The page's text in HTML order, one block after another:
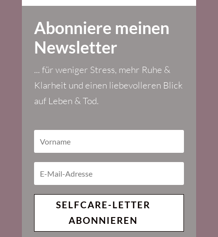
Abonniere meinen
Newsletter
... für weniger Stress, mehr Ruhe &
Klarheit und einen liebevolleren Blick
auf Leben & Tod.
SELFCARE-LETTER
ABONNIEREN